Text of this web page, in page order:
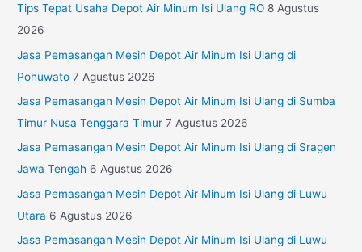
Tips Tepat Usaha Depot Air Minum Isi Ulang RO 8 Agustus
2026
Jasa Pemasangan Mesin Depot Air Minum Isi Ulang di
Pohuwato 7 Agustus 2026
Jasa Pemasangan Mesin Depot Air Minum Isi Ulang di Sumba
Timur Nusa Tenggara Timur 7 Agustus 2026
Jasa Pemasangan Mesin Depot Air Minum Isi Ulang di Sragen
Jawa Tengah 6 Agustus 2026
Jasa Pemasangan Mesin Depot Air Minum Isi Ulang di Luwu
Utara 6 Agustus 2026
Jasa Pemasangan Mesin Depot Air Minum Isi Ulang di Luwu